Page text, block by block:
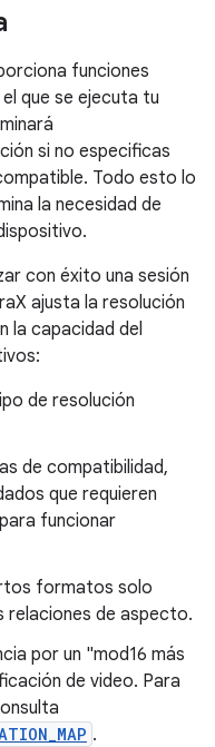
funciones
que se ejecuta tu
si no especificas
Todo esto lo
la necesidad de
con éxito una sesión
ajusta la resolución
la capacidad del
de resolución
de compatibilidad,
que requieren
funcionar
formatos solo
relaciones de aspecto.
por un "mod16 más
de video. Para
.